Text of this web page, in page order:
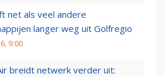
net als veel andere
langer weg uit Golfregio
9:00
breidt netwerk verder uit: